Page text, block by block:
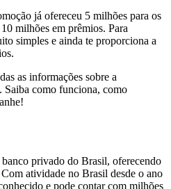
já ofereceu 5 milhões para os
milhões em prêmios. Para
simples e ainda te proporciona a
as informações sobre a
. Saiba como funciona, como
privado do Brasil, oferecendo
atividade no Brasil desde o ano
e pode contar com milhões